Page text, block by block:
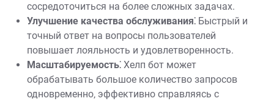
сосредоточиться на более сложных задачах.
Улучшение качества обслуживания⁚ Быстрый и
точный ответ на вопросы пользователей
повышает лояльность и удовлетворенность.
Масштабируемость⁚ Хелп бот может
обрабатывать большое количество запросов
одновременно‚ эффективно справляясь с